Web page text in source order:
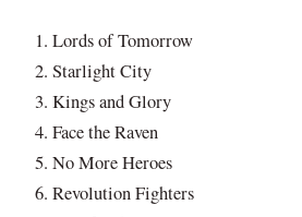
Lords of Tomorrow
Starlight City
Kings and Glory
Face the Raven
No More Heroes
Revolution Fighters